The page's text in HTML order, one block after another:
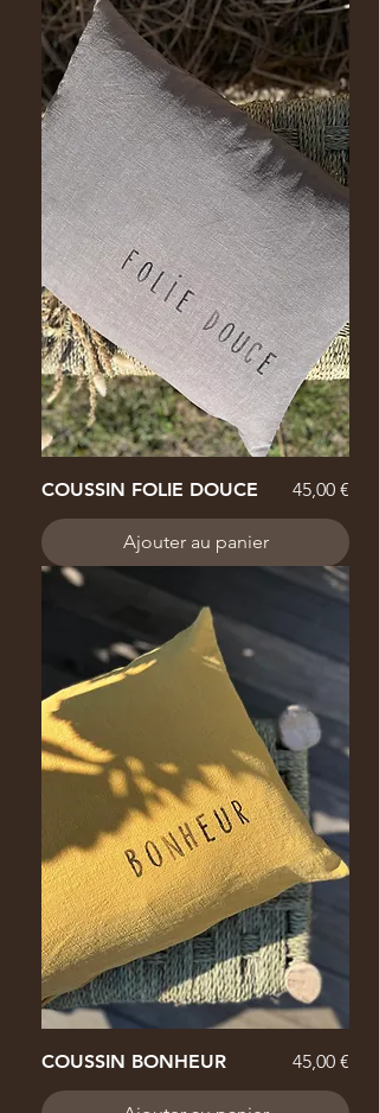
COUSSIN FOLIE DOUCE Prix
45,00 €
Ajouter au panier
COUSSIN BONHEUR Prix
45,00 €